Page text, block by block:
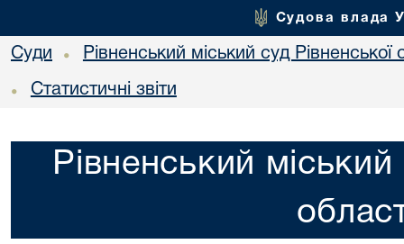
Судова влада
Суди • Рівненський міський суд Рівненської
• Статистичні звіти
Рівненський міський